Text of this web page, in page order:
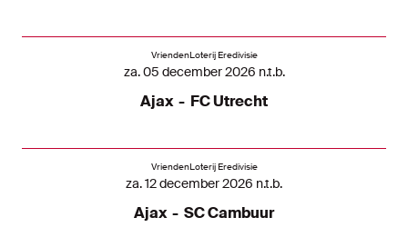
VriendenLoterij Eredivisie
za. 05 december 2026 n.t.b.
Ajax - FC Utrecht
VriendenLoterij Eredivisie
za. 12 december 2026 n.t.b.
Ajax - SC Cambuur